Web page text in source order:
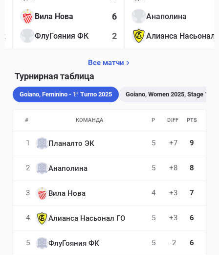
2
Вила Нова 6
ФлуГояния ФК 2
Анаполина
Все матчи
Турнирная таблица
Goiano, Feminino - 1° Turno 2025 Goiano, Women 2025, Stage 1
# КОМАНДА P DIFF PTS
1 Планалто ЭК 5 +7 9
2 Анаполина 5 +8 8
3 Вила Нова 4 +3 7
4 Алианса Насьонал ГО 5 +3 6
5 ФлуГояния ФК 5 -2 6